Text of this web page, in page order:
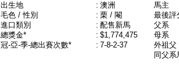
出生地 : 澳洲
毛色 / 性別
: 栗 / 閹
進口類別
: 配售新馬
總獎金*
: $1,774,475
冠-亞-季-總出賽次數*
: 7-8-2-37
馬主
最後評
父系
母系
外祖父
同父系